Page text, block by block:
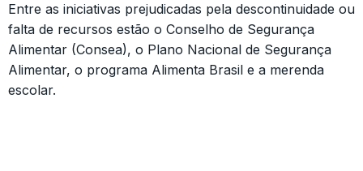
Entre as iniciativas prejudicadas pela descontinuidade ou
falta de recursos estão o Conselho de Segurança
Alimentar (Consea), o Plano Nacional de Segurança
Alimentar, o programa Alimenta Brasil e a merenda
escolar.